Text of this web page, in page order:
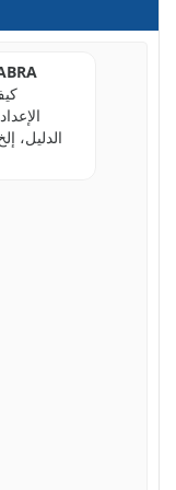
الدليل،